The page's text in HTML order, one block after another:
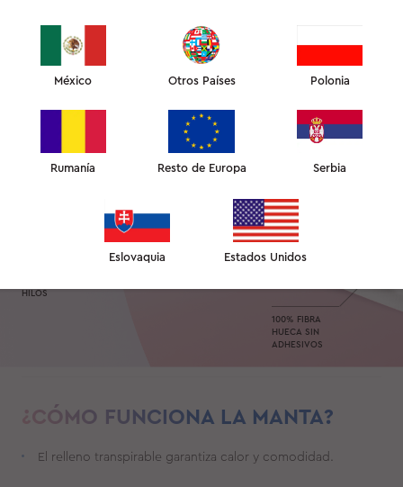
100% FIBRA
HUECA SIN
ADHESIVOS
HILOS
¿CÓMO FUNCIONA LA MANTA?
El relleno transpirable garantiza calor y comodidad.
México Otros Países Polonia
Rumanía Resto de Europa Serbia
Eslovaquia Estados Unidos